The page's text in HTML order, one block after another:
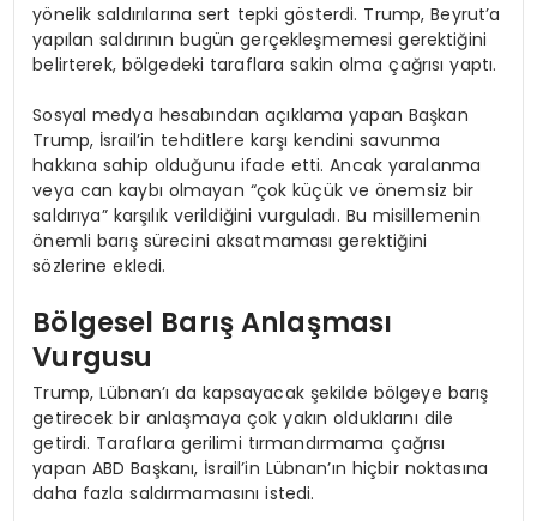
yönelik saldırılarına sert tepki gösterdi. Trump, Beyrut’a
yapılan saldırının bugün gerçekleşmemesi gerektiğini
belirterek, bölgedeki taraflara sakin olma çağrısı yaptı.
Sosyal medya hesabından açıklama yapan Başkan
Trump, İsrail’in tehditlere karşı kendini savunma
hakkına sahip olduğunu ifade etti. Ancak yaralanma
veya can kaybı olmayan “çok küçük ve önemsiz bir
saldırıya” karşılık verildiğini vurguladı. Bu misillemenin
önemli barış sürecini aksatmaması gerektiğini
sözlerine ekledi.
Bölgesel Barış Anlaşması
Vurgusu
Trump, Lübnan’ı da kapsayacak şekilde bölgeye barış
getirecek bir anlaşmaya çok yakın olduklarını dile
getirdi. Taraflara gerilimi tırmandırmama çağrısı
yapan ABD Başkanı, İsrail’in Lübnan’ın hiçbir noktasına
daha fazla saldırmamasını istedi.